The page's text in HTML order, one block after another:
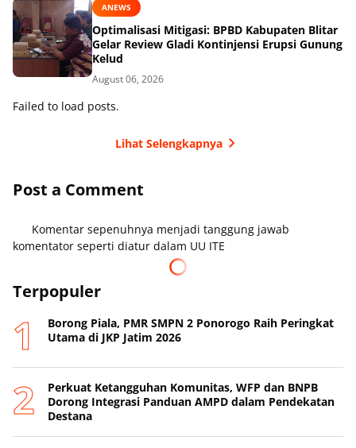
ANEWS
Optimalisasi Mitigasi: BPBD Kabupaten Blitar
Gelar Review Gladi Kontinjensi Erupsi Gunung
Kelud
August 06, 2026
Failed to load posts.
Lihat Selengkapnya
Post a Comment
Komentar sepenuhnya menjadi tanggung jawab
komentator seperti diatur dalam UU ITE
Terpopuler
Borong Piala, PMR SMPN 2 Ponorogo Raih Peringkat
Utama di JKP Jatim 2026
Perkuat Ketangguhan Komunitas, WFP dan BNPB
Dorong Integrasi Panduan AMPD dalam Pendekatan
Destana